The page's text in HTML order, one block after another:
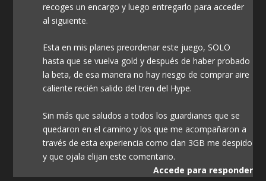
recoges un encargo y luego entregarlo para acceder
al siguiente.
Esta en mis planes preordenar este juego, SOLO
hasta que se vuelva gold y después de haber probado
la beta, de esa manera no hay riesgo de comprar aire
caliente recién salido del tren del Hype.
Sin más que saludos a todos los guardianes que se
quedaron en el camino y los que me acompañaron a
través de esta experiencia como clan 3GB me despido
y que ojala elijan este comentario.
Accede para responder